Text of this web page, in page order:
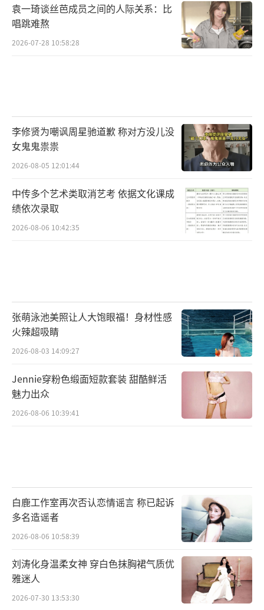
袁一琦谈丝芭成员之间的人际关系：比
唱跳难熬
2026-07-28 10:58:28
李修贤为嘲讽周星驰道歉 称对方没儿没
女鬼鬼祟祟
2026-08-05 12:01:44
中传多个艺术类取消艺考 依据文化课成
绩依次录取
2026-08-06 10:42:35
张萌泳池美照让人大饱眼福！身材性感
火辣超吸睛
2026-08-03 14:09:27
Jennie穿粉色缎面短款套装 甜酷鲜活
魅力出众
2026-08-06 10:39:41
白鹿工作室再次否认恋情谣言 称已起诉
多名造谣者
2026-08-06 10:58:39
刘涛化身温柔女神 穿白色抹胸裙气质优
雅迷人
2026-07-30 13:53:30